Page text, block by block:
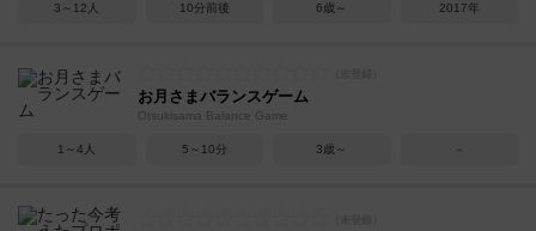
3～12人 10分前後 6歳～ 2017年
お月さまバランスゲーム
Otsukisama Balance Game
1～4人 5～10分 3歳～ －